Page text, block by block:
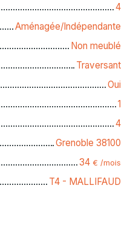
4
Aménagée/Indépendante
Non meublé
Traversant
Oui
1
4
Grenoble 38100
34 € /mois
T4 - MALLIFAUD